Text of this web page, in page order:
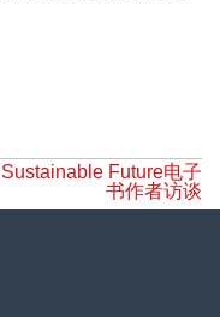
Future电子
书作者访谈